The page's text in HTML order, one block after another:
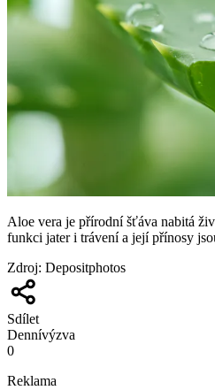
Aloe vera je přírodní šťáva nabitá
funkci jater i trávení a její přínosy
Zdroj: Depositphotos
Sdílet
Dennívýzva
0
Reklama